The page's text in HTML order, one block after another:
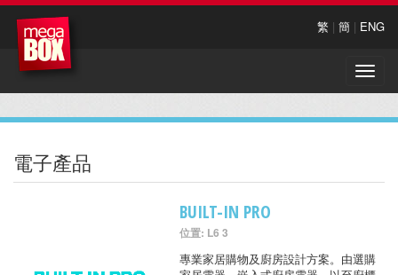
繁 | 簡 | ENG
Toggle
電子產品
BUILT-IN PRO
位置: L6 3
專業家居購物及廚房設計方案。由選購